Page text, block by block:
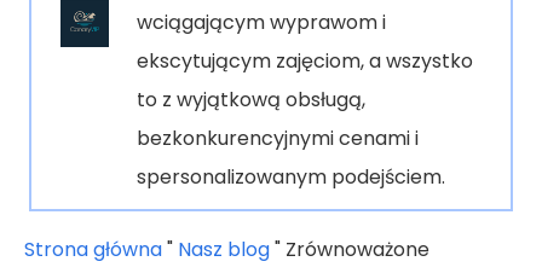
wciągającym wyprawom i
ekscytującym zajęciom, a wszystko
to z wyjątkową obsługą,
bezkonkurencyjnymi cenami i
spersonalizowanym podejściem.
Strona główna" Nasz blog" Zrównoważone